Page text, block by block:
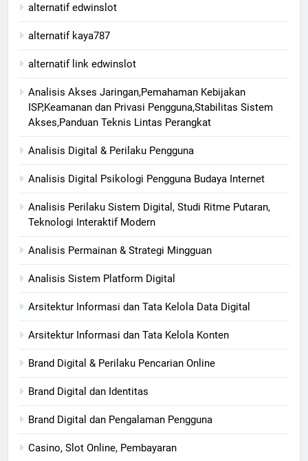
alternatif edwinslot
alternatif kaya787
alternatif link edwinslot
Analisis Akses Jaringan,Pemahaman Kebijakan
ISP,Keamanan dan Privasi Pengguna,Stabilitas Sistem
Akses,Panduan Teknis Lintas Perangkat
Analisis Digital & Perilaku Pengguna
Analisis Digital Psikologi Pengguna Budaya Internet
Analisis Perilaku Sistem Digital, Studi Ritme Putaran,
Teknologi Interaktif Modern
Analisis Permainan & Strategi Mingguan
Analisis Sistem Platform Digital
Arsitektur Informasi dan Tata Kelola Data Digital
Arsitektur Informasi dan Tata Kelola Konten
Brand Digital & Perilaku Pencarian Online
Brand Digital dan Identitas
Brand Digital dan Pengalaman Pengguna
Casino, Slot Online, Pembayaran